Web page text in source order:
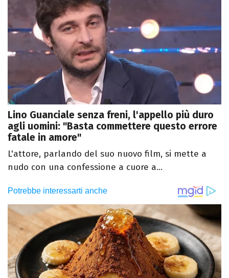
Lino Guanciale senza freni, l'appello più duro
agli uomini: "Basta commettere questo errore
fatale in amore"
L'attore, parlando del suo nuovo film, si mette a
nudo con una confessione a cuore a...